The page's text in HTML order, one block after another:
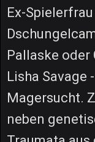
Ex-
Pallaske oder
Lisha Savage
Magersucht.
neben